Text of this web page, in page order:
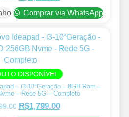
Comprar via WhatsApp
DISPONÍVEL
– i3-10°Geração – 8GB Ram –
– Rede 5G – Completo
R$1,799.00